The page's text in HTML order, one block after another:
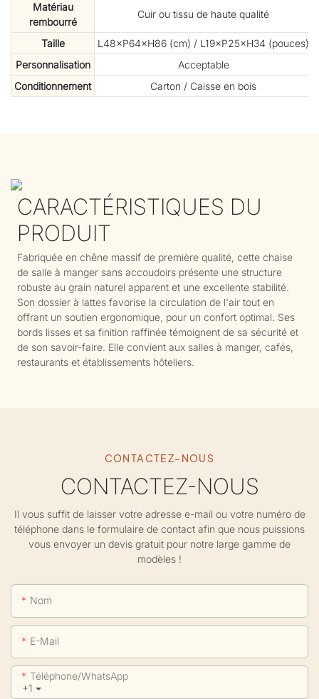
Matériau
rembourré
Cuir ou tissu de haute qualité
Taille
L48×P64×H86 (cm) / L19×P25×H34 (pouces)
Personnalisation
Acceptable
Conditionnement
Carton / Caisse en bois
CARACTÉRISTIQUES DU
PRODUIT
Fabriquée en chêne massif de première qualité, cette chaise
de salle à manger sans accoudoirs présente une structure
robuste au grain naturel apparent et une excellente stabilité.
Son dossier à lattes favorise la circulation de l'air tout en
offrant un soutien ergonomique, pour un confort optimal. Ses
bords lisses et sa finition raffinée témoignent de sa sécurité et
de son savoir-faire. Elle convient aux salles à manger, cafés,
restaurants et établissements hôteliers.
CONTACTEZ-NOUS
CONTACTEZ-NOUS
Il vous suffit de laisser votre adresse e-mail ou votre numéro de
téléphone dans le formulaire de contact afin que nous puissions
vous envoyer un devis gratuit pour notre large gamme de
modèles !
Nom
E-Mail
+1
Téléphone/WhatsApp